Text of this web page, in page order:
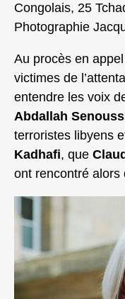
Congolais, 25
Photographie
Au procès en
victimes de
entendre les voix
Abdallah
terroristes libyens
Kadhafi, que
ont rencontré alors